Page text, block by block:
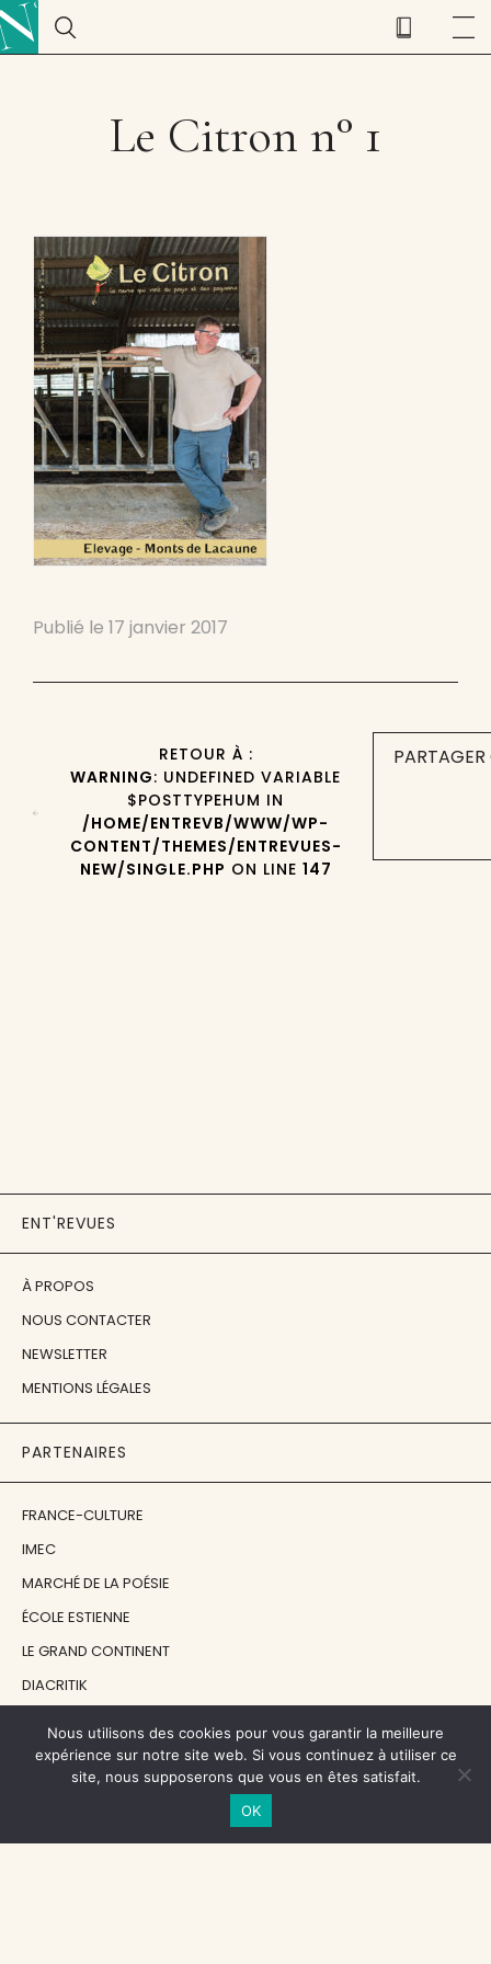
Le Citron n° 1
Publié le 17 janvier 2017
RETOUR À :
WARNING: UNDEFINED VARIABLE
$POSTTYPEHUM IN
/HOME/ENTREVB/WWW/WP-
CONTENT/THEMES/ENTREVUES-
NEW/SINGLE.PHP ON LINE 147
ENT'REVUES
À PROPOS
NOUS CONTACTER
NEWSLETTER
MENTIONS LÉGALES
PARTENAIRES
FRANCE-CULTURE
IMEC
MARCHÉ DE LA POÉSIE
ÉCOLE ESTIENNE
LE GRAND CONTINENT
DIACRITIK
NOS SOUTIENS
CENTRE NATIONAL DU LIVRE
Nous utilisons des cookies pour vous garantir la meilleure
expérience sur notre site web. Si vous continuez à utiliser ce
site, nous supposerons que vous en êtes satisfait.
OK